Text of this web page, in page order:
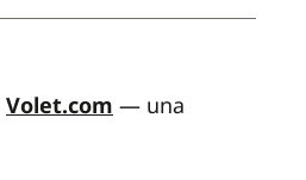
Volet.com — una